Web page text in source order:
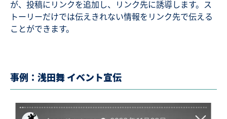
が、投稿にリンクを追加し、リンク先に誘導します。ス
トーリーだけでは伝えきれない情報をリンク先で伝える
ことができます。
事例：浅田舞 イベント宣伝